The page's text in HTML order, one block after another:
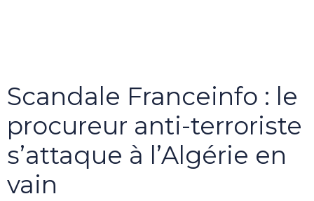
Scandale Franceinfo : le
procureur anti-terroriste
s’attaque à l’Algérie en
vain